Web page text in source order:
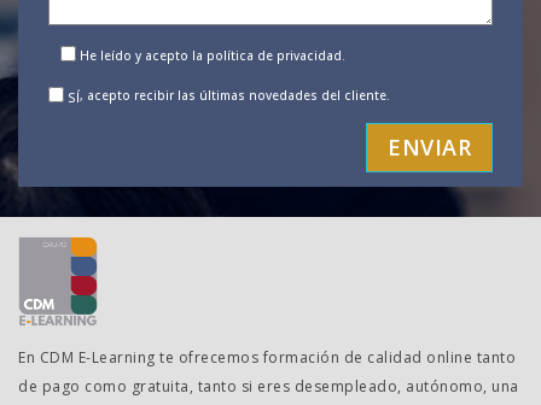
He leído y acepto la política de privacidad.
SÍ, acepto recibir las últimas novedades del cliente.
En CDM E-Learning te ofrecemos formación de calidad online tanto
de pago como gratuita, tanto si eres desempleado, autónomo, una